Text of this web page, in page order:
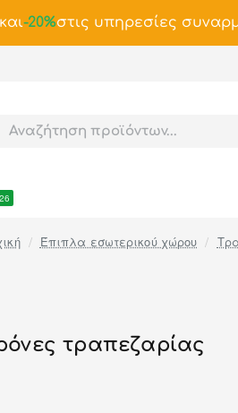
-20%στις υπηρεσίες
Έπιπλα εσωτερικού χώρου
τραπεζαρίας